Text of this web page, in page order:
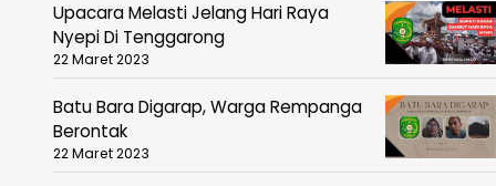
Upacara Melasti Jelang Hari Raya
Nyepi Di Tenggarong
22 Maret 2023
Batu Bara Digarap, Warga Rempanga
Berontak
22 Maret 2023